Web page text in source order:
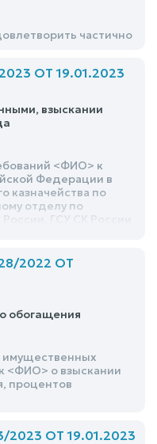
частично
ОТ 19.01.2023
взыскании
<ФИО> к
Федерации в
казначейства по
отделу по
комитету
морального
2022 ОТ
обогащения
имущественных
<ФИО> о взыскании
процентов
ОТ 19.01.2023